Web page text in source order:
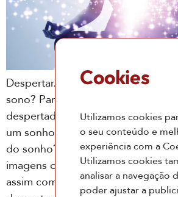
Despertar…. o que é Despertar? É
sono? Parar de dormir? Por isso
despertadores? Para nos acordar
um sonho? Mas será que quando
do sonho? Ou será que
imagens com diversos
assim como no sono? Será que é
Cookies
Utilizamos cookies
o seu conteúdo e
experiência com a
Utilizamos cookies
analisar a navegação
poder ajustar a